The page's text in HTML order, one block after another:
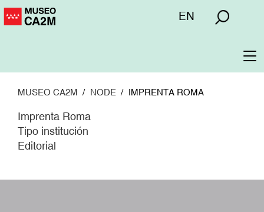
Pasar
Menú
EN
MUSEO CA2M NODE IMPRENTA ROMA
Imprenta Roma
Tipo institución
Editorial